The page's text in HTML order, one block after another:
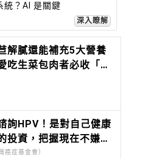
統？AI 是關鍵
深入瞭解
解膩還能補充5大營養
吃生菜包肉者必收「萵
詢HPV！是對自己健康
投資，把握現在不嫌
癌症基金會）